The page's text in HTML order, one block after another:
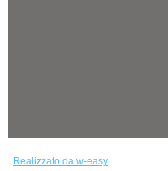
Realizzato da w-easy